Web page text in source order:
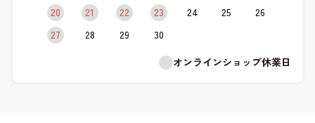
20
21 22 23 24 25
26
27
28 29
30
オンラインショップ休業日